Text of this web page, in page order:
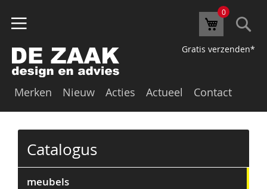
0
Gratis verzenden*
Merken Nieuw Acties Actueel Contact
Catalogus
meubels